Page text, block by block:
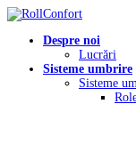
Skip
main
Menu
Despre noi
Lucrări
Sisteme umbrire
Sisteme